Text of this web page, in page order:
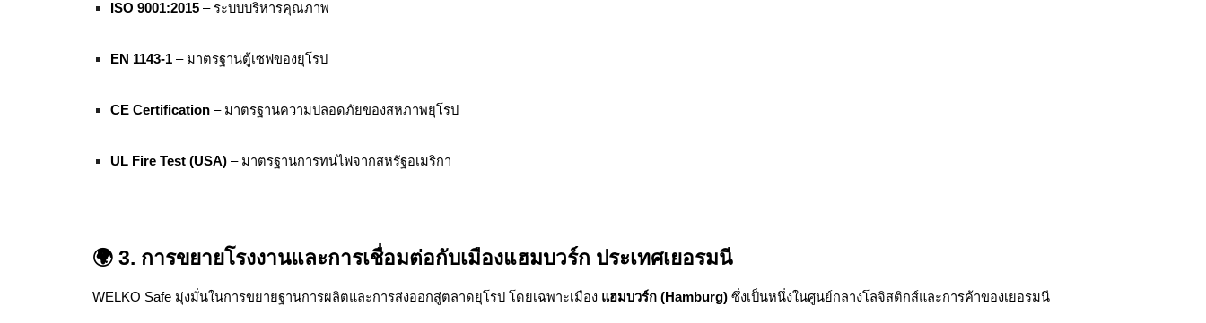
ISO 9001:2015– ระบบบริหารคุณภาพ
EN 1143-1– มาตรฐานตู้เซฟของยุโรป
CE Certification– มาตรฐานความปลอดภัยของสหภาพยุโรป
UL Fire Test (USA)– มาตรฐานการทนไฟจากสหรัฐอเมริกา
🌍 3. การขยายโรงงานและการเชื่อมต่อกับเมืองแฮมบวร์ก ประเทศเยอรมนี
WELKO Safe มุ่งมั่นในการขยายฐานการผลิตและการส่งออกสู่ตลาดยุโรป โดยเฉพาะเมือง แฮมบวร์ก (Hamburg)ซึ่งเป็นหนึ่งในศูนย์กลางโลจิสติกส์และการค้าของเยอรมนี